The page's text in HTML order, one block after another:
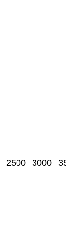
2500 3000